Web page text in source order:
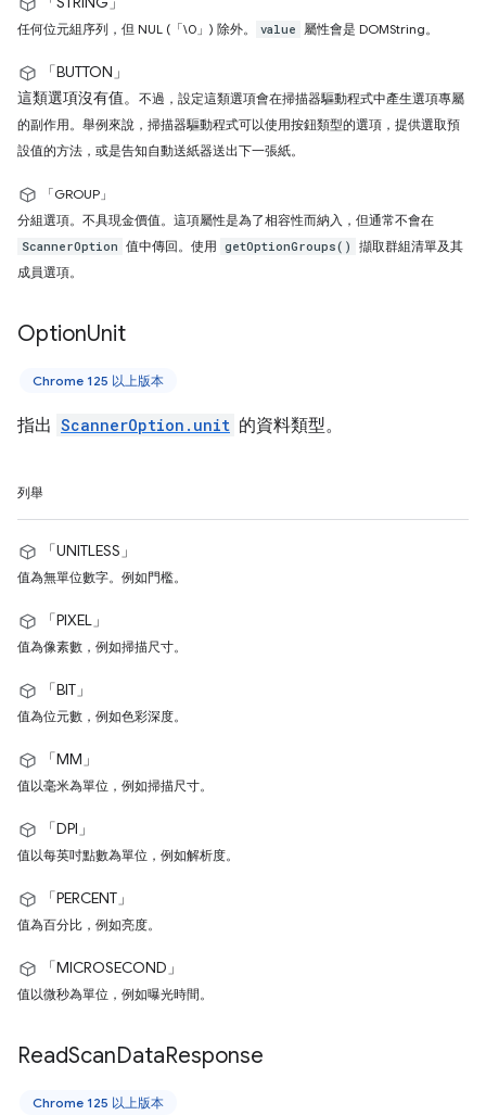
任何位元組序列，但 NUL (「\0」) 除外。 value 屬性會是 DOMString。
「BUTTON」
這類選項沒有值。 不過，設定這類選項會在掃描器驅動程式中產生選項專屬
的副作用。舉例來說，掃描器驅動程式可以使用按鈕類型的選項，提供選取預
設值的方法，或是告知自動送紙器送出下一張紙。
「GROUP」
分組選項。不具現金價值。這項屬性是為了相容性而納入，但通常不會在
ScannerOption 值中傳回。使用 getOptionGroups()
擷取群組清單及其
成員選項。
OptionUnit
Chrome 125 以上版本
指出 ScannerOption.unit 的資料類型。
列舉
「UNITLESS」
值為無單位數字。例如門檻。
「PIXEL」
值為像素數，例如掃描尺寸。
「BIT」
值為位元數，例如色彩深度。
「MM」
值以毫米為單位，例如掃描尺寸。
「DPI」
值以每英吋點數為單位，例如解析度。
「PERCENT」
值為百分比，例如亮度。
「MICROSECOND」
值以微秒為單位，例如曝光時間。
ReadScanDataResponse
Chrome 125 以上版本